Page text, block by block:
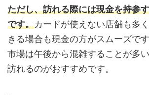
ただし、訪れる際には現金を持参
です。カードが使えない店舗も多
きる場合も現金の方がスムーズで
市場は午後から混雑することが多
訪れるのがおすすめです。